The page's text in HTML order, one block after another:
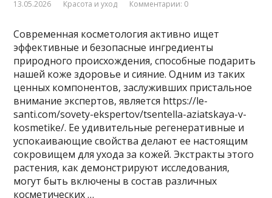
13.05.2026 Красота и уход Комментарии: 0
Современная косметология активно ищет
эффективные и безопасные ингредиенты
природного происхождения, способные подарить
нашей коже здоровье и сияние. Одним из таких
ценных компонентов, заслуживших пристальное
внимание экспертов, является https://le-
santi.com/sovety-ekspertov/tsentella-aziatskaya-v-
kosmetike/. Ее удивительные регенеративные и
успокаивающие свойства делают ее настоящим
сокровищем для ухода за кожей. Экстракты этого
растения, как демонстрируют исследования,
могут быть включены в состав различных
косметических …